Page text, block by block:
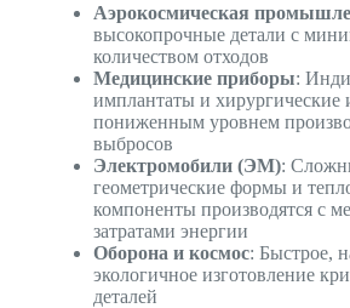
Аэрокосмическая
высокопрочные детали с
количеством отходов
Медицинские приборы:
имплантаты и хирургические
пониженным уровнем
выбросов
Электромобили (ЭМ):
геометрические формы и
компоненты производятся с
затратами энергии
Оборона и космос: Быстрое,
экологичное изготовление
деталей